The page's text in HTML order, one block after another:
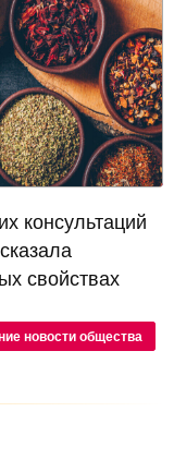
консультаций
свойствах
новости общества